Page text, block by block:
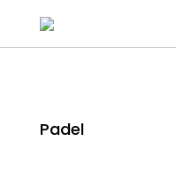
Padel